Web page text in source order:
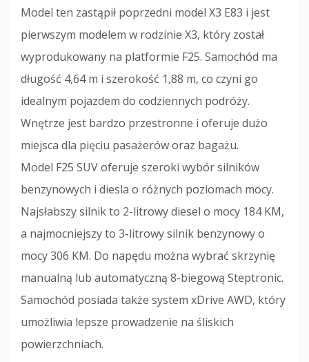
Model ten zastąpił poprzedni model X3 E83 i jest
pierwszym modelem w rodzinie X3, który został
wyprodukowany na platformie F25. Samochód ma
długość 4,64 m i szerokość 1,88 m, co czyni go
idealnym pojazdem do codziennych podróży.
Wnętrze jest bardzo przestronne i oferuje dużo
miejsca dla pięciu pasażerów oraz bagażu.
Model F25 SUV oferuje szeroki wybór silników
benzynowych i diesla o różnych poziomach mocy.
Najsłabszy silnik to 2-litrowy diesel o mocy 184 KM,
a najmocniejszy to 3-litrowy silnik benzynowy o
mocy 306 KM. Do napędu można wybrać skrzynię
manualną lub automatyczną 8-biegową Steptronic.
Samochód posiada także system xDrive AWD, który
umożliwia lepsze prowadzenie na śliskich
powierzchniach.